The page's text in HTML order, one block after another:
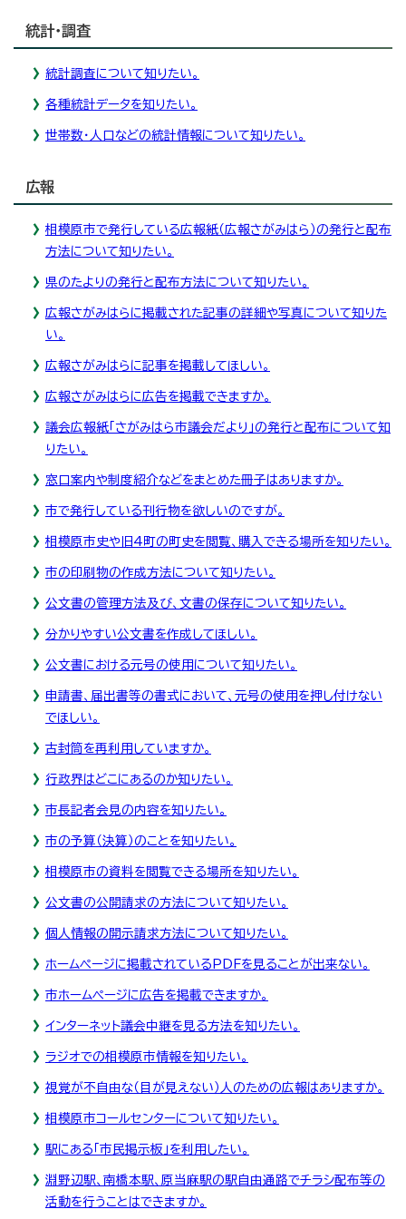
統計・調査
統計調査について知りたい。
各種統計データを知りたい。
世帯数・人口などの統計情報について知りたい。
広報
相模原市で発行している広報紙（広報さがみはら）の発行と配布
方法について知りたい。
県のたよりの発行と配布方法について知りたい。
広報さがみはらに掲載された記事の詳細や写真について知りた
い。
広報さがみはらに記事を掲載してほしい。
広報さがみはらに広告を掲載できますか。
議会広報紙「さがみはら市議会だより」の発行と配布について知
りたい。
窓口案内や制度紹介などをまとめた冊子はありますか。
市で発行している刊行物を欲しいのですが。
相模原市史や旧4町の町史を閲覧、購入できる場所を知りたい。
市の印刷物の作成方法について知りたい。
公文書の管理方法及び、文書の保存について知りたい。
分かりやすい公文書を作成してほしい。
公文書における元号の使用について知りたい。
申請書、届出書等の書式において、元号の使用を押し付けない
でほしい。
古封筒を再利用していますか。
行政界はどこにあるのか知りたい。
市長記者会見の内容を知りたい。
市の予算（決算）のことを知りたい。
相模原市の資料を閲覧できる場所を知りたい。
公文書の公開請求の方法について知りたい。
個人情報の開示請求方法について知りたい。
ホームページに掲載されているPDFを見ることが出来ない。
市ホームページに広告を掲載できますか。
インターネット議会中継を見る方法を知りたい。
ラジオでの相模原市情報を知りたい。
視覚が不自由な（目が見えない）人のための広報はありますか。
相模原市コールセンターについて知りたい。
駅にある「市民掲示板」を利用したい。
淵野辺駅、南橋本駅、原当麻駅の駅自由通路でチラシ配布等の
活動を行うことはできますか。